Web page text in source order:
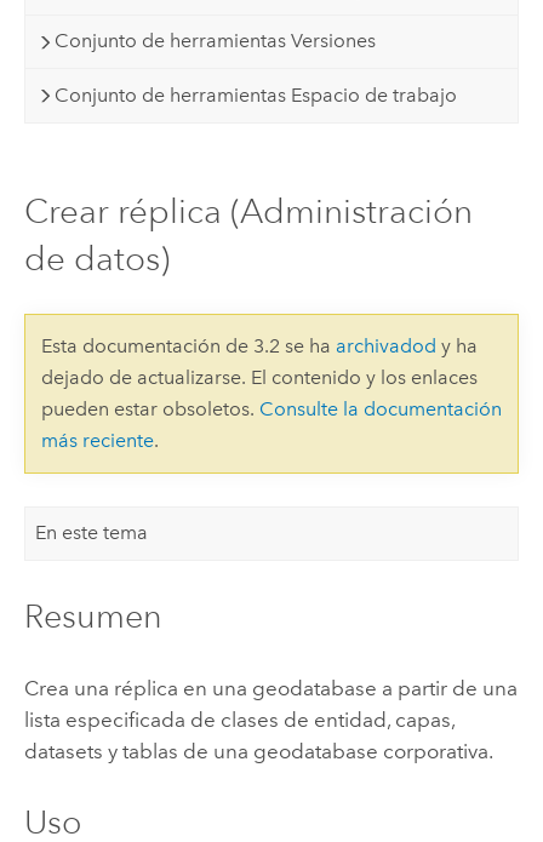
Conjunto de herramientas Versiones
Conjunto de herramientas Espacio de trabajo
Crear réplica (Administración
de datos)
Esta documentación de 3.2 se ha archivadod y ha
dejado de actualizarse. El contenido y los enlaces
pueden estar obsoletos. Consulte la documentación
más reciente.
En este tema
Resumen
Crea una réplica en una geodatabase a partir de una
lista especificada de clases de entidad, capas,
datasets y tablas de una geodatabase corporativa.
Uso